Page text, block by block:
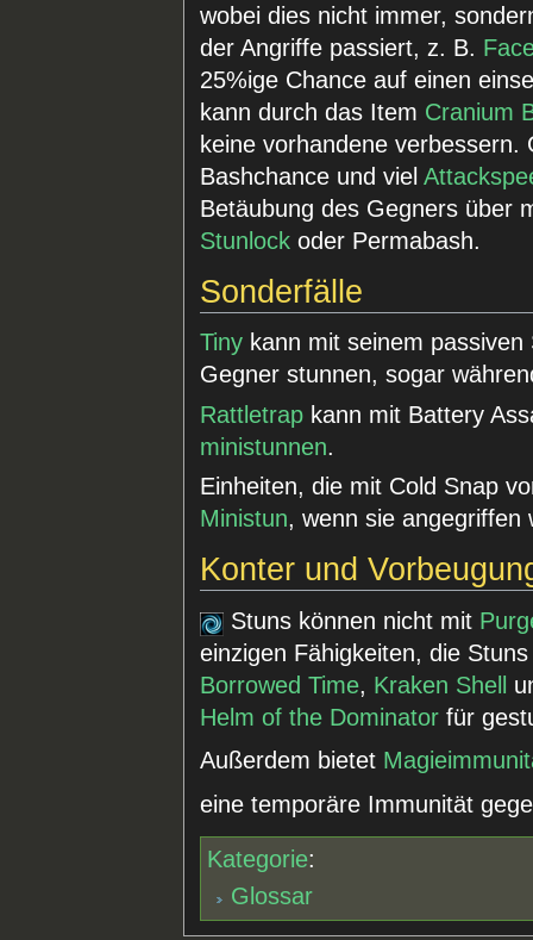
wobei dies nicht immer,
der Angriffe passiert, z. B.
25%ige Chance auf einen
kann durch das Item Cranium
keine vorhandene
Bashchance und viel
Betäubung des Gegners über
Stunlock oder Permabash.
Sonderfälle
Tiny kann mit seinem
Gegner stunnen, sogar
Rattletrap kann mit Battery
ministunnen.
Einheiten, die mit Cold Snap
Ministun, wenn sie angegriffen
Konter und
Stuns können nicht mit
einzigen Fähigkeiten, die
Borrowed Time, Kraken Shell
Helm of the Dominator für
Außerdem bietet
eine temporäre Immunität
Kategorie:
Glossar